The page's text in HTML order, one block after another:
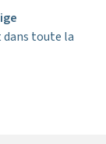
toute la